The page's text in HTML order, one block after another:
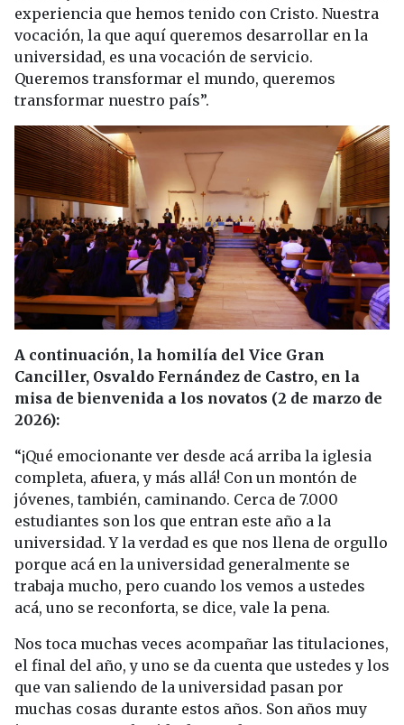
experiencia que hemos tenido con Cristo. Nuestra
vocación, la que aquí queremos desarrollar en la
universidad, es una vocación de servicio.
Queremos transformar el mundo, queremos
transformar nuestro país”.
A continuación, la homilía del Vice Gran
Canciller, Osvaldo Fernández de Castro, en la
misa de bienvenida a los novatos (2 de marzo de
2026):
“¡Qué emocionante ver desde acá arriba la iglesia
completa, afuera, y más allá! Con un montón de
jóvenes, también, caminando. Cerca de 7.000
estudiantes son los que entran este año a la
universidad. Y la verdad es que nos llena de orgullo
porque acá en la universidad generalmente se
trabaja mucho, pero cuando los vemos a ustedes
acá, uno se reconforta, se dice, vale la pena.
Nos toca muchas veces acompañar las titulaciones,
el final del año, y uno se da cuenta que ustedes y los
que van saliendo de la universidad pasan por
muchas cosas durante estos años. Son años muy